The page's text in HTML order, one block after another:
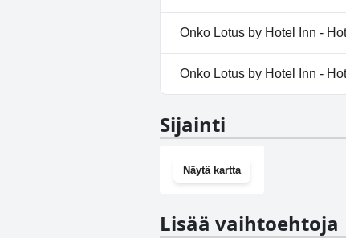
Kyllä, Lotus by Hotel Inn -
Onko Lotus by Hotel Inn -
Kyllä, Lotus by Hotel Inn -
Onko Lotus by Hotel Inn -
Sijainti
Näytä kartta
Lisää vaihtoehtoja